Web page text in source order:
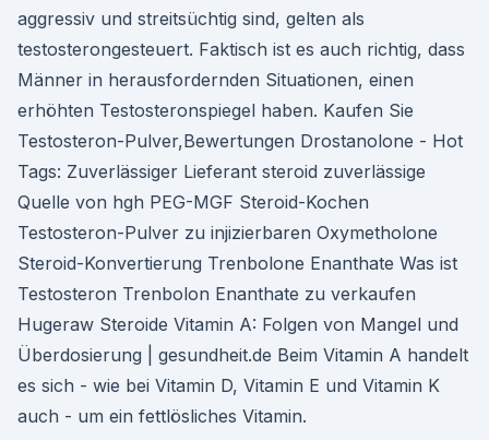
aggressiv und streitsüchtig sind, gelten als
testosterongesteuert. Faktisch ist es auch richtig, dass
Männer in herausfordernden Situationen, einen
erhöhten Testosteronspiegel haben. Kaufen Sie
Testosteron-Pulver,Bewertungen Drostanolone - Hot
Tags: Zuverlässiger Lieferant steroid zuverlässige
Quelle von hgh PEG-MGF Steroid-Kochen
Testosteron-Pulver zu injizierbaren Oxymetholone
Steroid-Konvertierung Trenbolone Enanthate Was ist
Testosteron Trenbolon Enanthate zu verkaufen
Hugeraw Steroide Vitamin A: Folgen von Mangel und
Überdosierung | gesundheit.de Beim Vitamin A handelt
es sich - wie bei Vitamin D, Vitamin E und Vitamin K
auch - um ein fettlösliches Vitamin.